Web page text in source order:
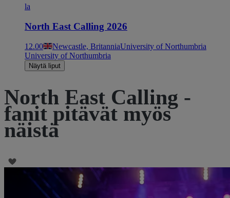
la
North East Calling 2026
12.00 Newcastle, BritanniaUniversity of Northumbria
University of Northumbria
Näytä liput
North East Calling -
fanit pitävät myös
näistä